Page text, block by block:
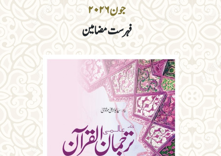
جون ۲۰۲۶
فہرست مضامین